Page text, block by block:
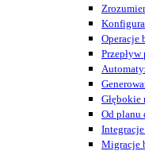
Operacje
Od planu
Migracje